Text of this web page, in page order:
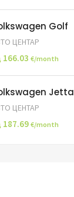
Golf
ЦЕНТАР
166.03 €/month
Jetta
ЦЕНТАР
187.69 €/month